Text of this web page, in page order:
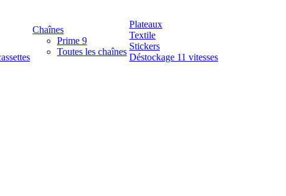
Chaînes
Prime 9
Toutes les chaînes
Plateaux
Textile
Stickers
Déstockage 11 vitesses